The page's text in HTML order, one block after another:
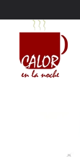
Skip to main